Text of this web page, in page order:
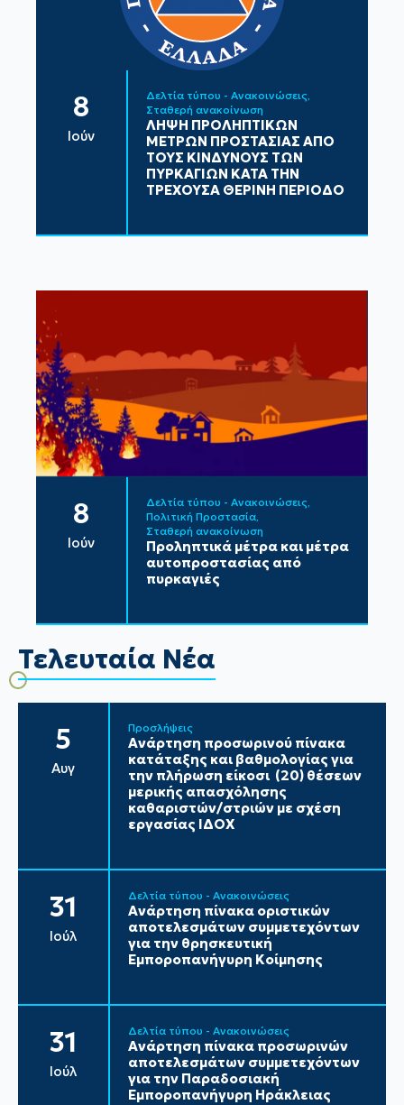
8
Ιούν
Δελτία τύπου - Ανακοινώσεις
Σταθερή ανακοίνωση
ΛΗΨΗ ΠΡΟΛΗΠΤΙΚΩΝ
ΜΕΤΡΩΝ ΠΡΟΣΤΑΣΙΑΣ ΑΠΟ
ΤΟΥΣ ΚΙΝΔΥΝΟΥΣ ΤΩΝ
ΠΥΡΚΑΓΙΩΝ ΚΑΤΑ ΤΗΝ
ΤΡΕΧΟΥΣΑ ΘΕΡΙΝΗ ΠΕΡΙΟΔΟ
8
Ιούν
Δελτία τύπου - Ανακοινώσεις
Πολιτική Προστασία
Σταθερή ανακοίνωση
Προληπτικά μέτρα και μέτρα
αυτοπροστασίας από
πυρκαγιές
Τελευταία Νέα
5
Αυγ
Προσλήψεις
Ανάρτηση προσωρινού πίνακα
κατάταξης και βαθμολογίας για
την πλήρωση είκοσι (20) θέσεων
μερικής απασχόλησης
καθαριστών/στριών με σχέση
εργασίας ΙΔΟΧ
31
Ιούλ
Δελτία τύπου - Ανακοινώσεις
Ανάρτηση πίνακα οριστικών
αποτελεσμάτων συμμετεχόντων
για την θρησκευτική
Εμποροπανήγυρη Κοίμησης
31
Ιούλ
Δελτία τύπου - Ανακοινώσεις
Ανάρτηση πίνακα προσωρινών
αποτελεσμάτων συμμετεχόντων
για την Παραδοσιακή
Εμποροπανήγυρη Ηράκλειας